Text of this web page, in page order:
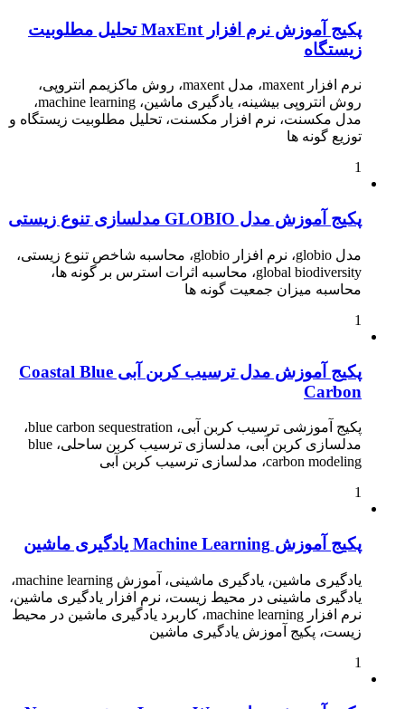
پکیج آموزش نرم افزار MaxEnt تحلیل مطلوبیت
زیستگاه
نرم افزار maxent، مدل maxent، روش ماکزیمم انتروپی،
روش انتروپی بیشینه، یادگیری ماشین، machine learning،
مدل مکسنت، نرم افزار مکسنت، تحلیل مطلوبیت زیستگاه و
توزیع گونه ها
1
پکیج آموزش مدل GLOBIO مدلسازی تنوع زیستی
مدل globio، نرم افزار globio، محاسبه شاخص تنوع زیستی،
global biodiversity، محاسبه اثرات استرس بر گونه ها،
محاسبه میزان جمعیت گونه ها
1
پکیج آموزش مدل ترسیب کربن آبی Coastal Blue
Carbon
پکیج آموزشی ترسیب کربن آبی، blue carbon sequestration،
مدلسازی کربن آبی، مدلسازی ترسیب کربن ساحلی، blue
carbon modeling، مدلسازی ترسیب کربن آبی
1
پکیج آموزش Machine Learning یادگیری ماشین
یادگیری ماشین، یادگیری ماشینی، آموزش machine learning،
یادگیری ماشینی در محیط زیست، نرم افزار یادگیری ماشین،
نرم افزار machine learning، کاربرد یادگیری ماشین در محیط
زیست، پکیج آموزش یادگیری ماشین
1